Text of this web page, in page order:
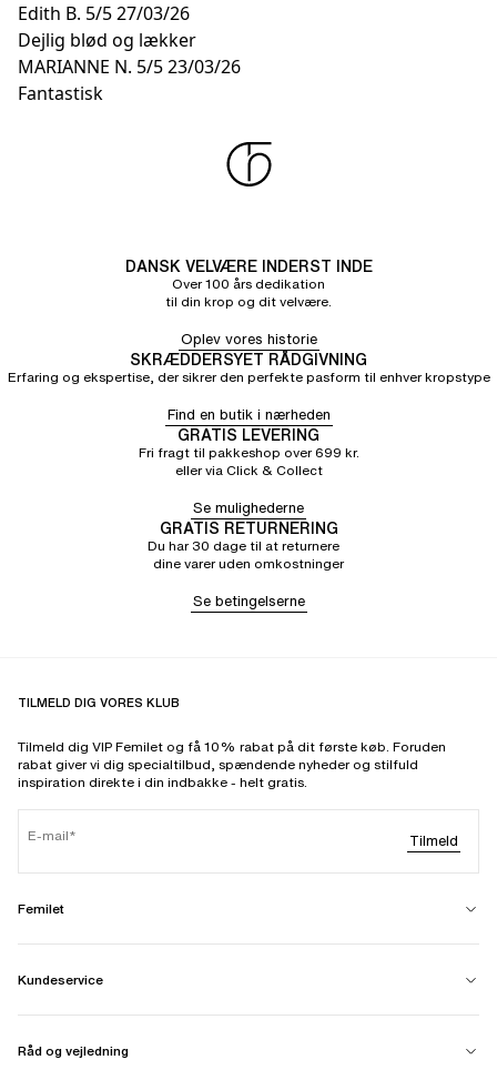
Edith B. 5/527/03/26
Dejlig blød og lækker
MARIANNE N. 5/523/03/26
Fantastisk
DANSK VELVÆRE INDERST INDE
Over 100 års dedikation
til din krop og dit velvære.
Oplev vores historie
SKRÆDDERSYET RÅDGIVNING
Erfaring og ekspertise, der sikrer den perfekte pasform til enhver kropstype
Find en butik i nærheden
GRATIS LEVERING
Fri fragt til pakkeshop over 699 kr.
eller via Click & Collect
Se mulighederne
GRATIS RETURNERING
Du har 30 dage til at returnere
dine varer uden omkostninger
Se betingelserne
TILMELD DIG VORES KLUB
Tilmeld dig VIP Femilet og få 10% rabat på dit første køb. Foruden
rabat giver vi dig specialtilbud, spændende nyheder og stilfuld
inspiration direkte i din indbakke - helt gratis.
E-mail Tilmeld
Femilet
Kundeservice
Råd og vejledning